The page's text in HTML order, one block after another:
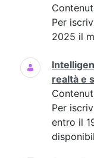
Per
2025 il
realtà e
Per
entro il